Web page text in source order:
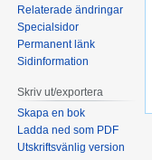
Relaterade ändringar
Specialsidor
Permanent länk
Sidinformation
Skriv ut/exportera
Skapa en bok
Ladda ned som PDF
Utskriftsvänlig version